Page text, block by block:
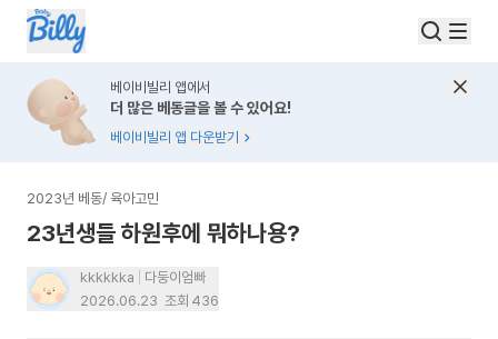
베이비빌리 앱에서
더 많은 베동글을 볼 수 있어요!
베이비빌리 앱 다운받기
2023년 베동/ 육아고민
23년생들 하원후에 뭐하나용?
kkkkkka
다둥이엄빠
2026.06.23 조회 436